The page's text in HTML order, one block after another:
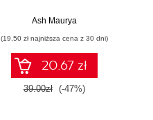
Wydanie II
Ash Maurya
(19,50 zł najniższa cena z 30 dni)
20.67 zł
39.00zł (-47%)